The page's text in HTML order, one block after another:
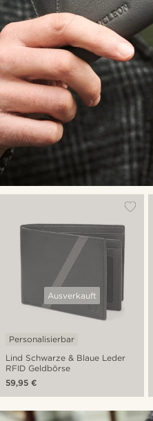
Ausverkauft
Lind Schwarze & Blaue Leder
RFID Geldbörse
Personalisierbar
59,95 €